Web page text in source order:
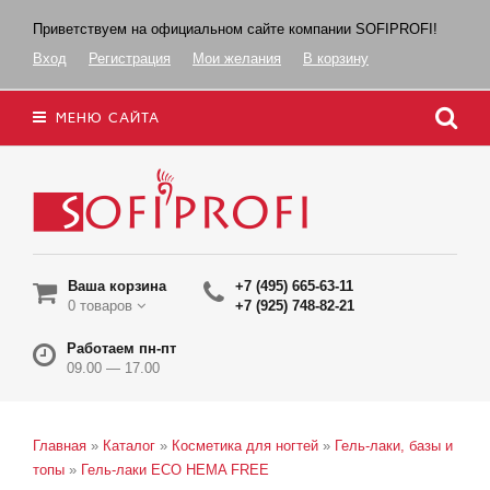
Приветствуем на официальном сайте компании SOFIPROFI!
Вход
Регистрация Мои желания В корзину
МЕНЮ САЙТА
Ваша корзина
0 товаров
+7 (495) 665-63-11
+7 (925) 748-82-21
Работаем пн-пт
09.00 — 17.00
Главная » Каталог » Косметика для ногтей » Гель-лаки, базы и
топы » Гель-лаки ECO HEMA FREE